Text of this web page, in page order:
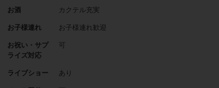
お酒 カクテル充実
お子様連れ お子様連れ歓迎
お祝い・サプ
ライズ対応
可
ライブショー あり